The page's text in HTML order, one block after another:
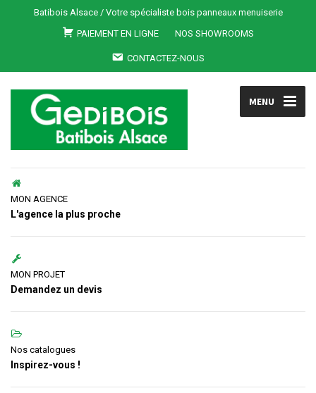
Batibois Alsace / Votre spécialiste bois panneaux menuiserie
PAIEMENT EN LIGNE
NOS SHOWROOMS
CONTACTEZ-NOUS
MENU
MON AGENCE
L'agence la plus proche
MON PROJET
Demandez un devis
Nos catalogues
Inspirez-vous !